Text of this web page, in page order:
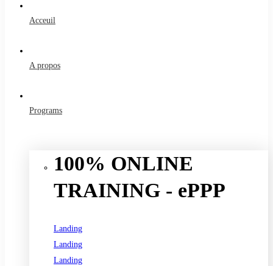
Acceuil
A propos
Programs
100% ONLINE
TRAINING - ePPP
Landing
Landing
Landing